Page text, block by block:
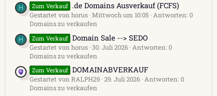
H Zum Verkauf .de Domains Ausverkauf (FCFS)
Gestartet von horus Mittwoch um 10:05 Antworten: 0
Domains zu verkaufen
H Zum Verkauf Domain Sale --> SEDO
Gestartet von horus 30. Juli 2026 Antworten: 0
Domains zu verkaufen
Zum Verkauf DOMAINABVERKAUF
Gestartet von RALPH29 29. Juli 2026 Antworten: 0
Domains zu verkaufen